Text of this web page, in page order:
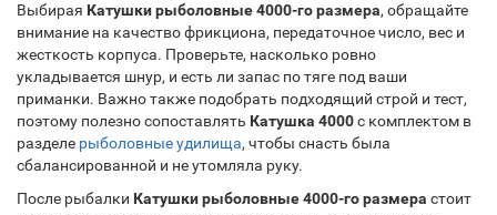
Выбирая Катушки рыболовные 4000-го размера, обращайте
внимание на качество фрикциона, передаточное число, вес и
жесткость корпуса. Проверьте, насколько ровно
укладывается шнур, и есть ли запас по тяге под ваши
приманки. Важно также подобрать подходящий строй и тест,
поэтому полезно сопоставлять Катушка 4000с комплектом в
разделе рыболовные удилища, чтобы снасть была
сбалансированной и не утомляла руку.
После рыбалки Катушки рыболовные 4000-го размера стоит